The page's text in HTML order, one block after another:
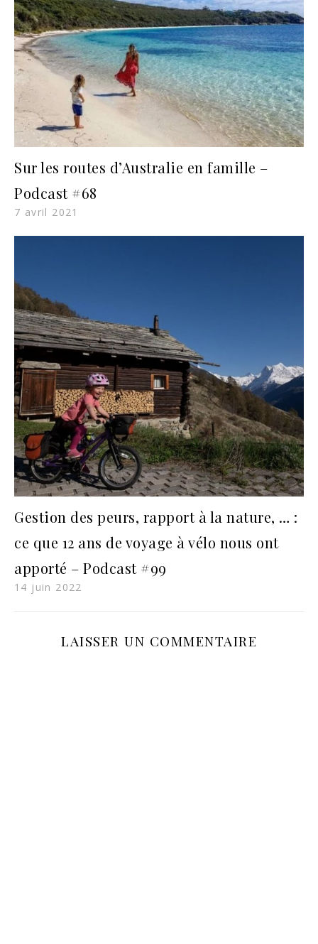
Sur les routes d’Australie en famille –
Podcast #68
7 avril 2021
Gestion des peurs, rapport à la nature, … :
ce que 12 ans de voyage à vélo nous ont
apporté – Podcast #99
14 juin 2022
LAISSER UN COMMENTAIRE